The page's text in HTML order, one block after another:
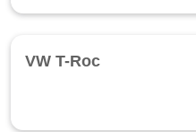
VW T-Roc